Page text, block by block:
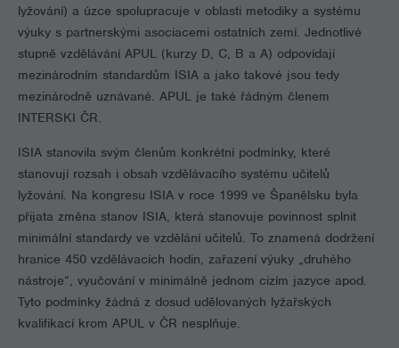
lyžování) a úzce spolupracuje v oblasti metodiky a systému
výuky s partnerskými asociacemi ostatních zemí. Jednotlivé
stupně vzdělávání APUL (kurzy D, C, B a A) odpovídají
mezinárodním standardům ISIA a jako takové jsou tedy
mezinárodně uznávané. APUL je také řádným členem
INTERSKI ČR.
ISIA stanovila svým členům konkrétní podmínky, které
stanovují rozsah i obsah vzdělávacího systému učitelů
lyžování. Na kongresu ISIA v roce 1999 ve Španělsku byla
přijata změna stanov ISIA, která stanovuje povinnost splnit
minimální standardy ve vzdělání učitelů. To znamená dodržení
hranice 450 vzdělávacích hodin, zařazení výuky „druhého
nástroje“, vyučování v minimálně jednom cizím jazyce apod.
Tyto podmínky žádná z dosud udělovaných lyžařských
kvalifikací krom APUL v ČR nesplňuje.